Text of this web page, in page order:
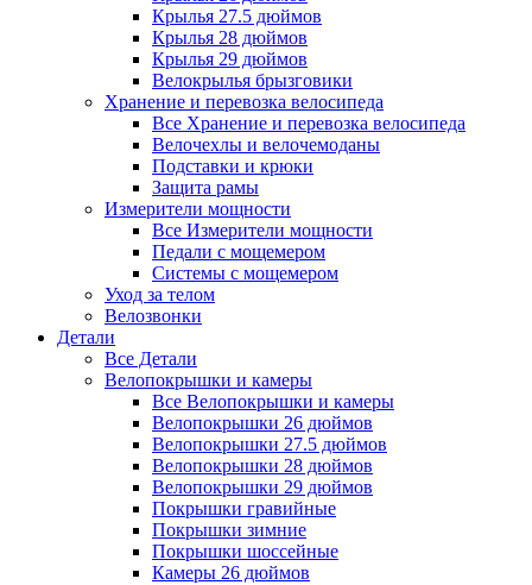
Крылья 27.5 дюймов
Крылья 28 дюймов
Крылья 29 дюймов
Велокрылья брызговики
Хранение и перевозка велосипеда
Все Хранение и перевозка велосипеда
Велочехлы и велочемоданы
Подставки и крюки
Защита рамы
Измерители мощности
Все Измерители мощности
Педали с мощемером
Системы с мощемером
Уход за телом
Велозвонки
Детали
Все Детали
Велопокрышки и камеры
Все Велопокрышки и камеры
Велопокрышки 26 дюймов
Велопокрышки 27.5 дюймов
Велопокрышки 28 дюймов
Велопокрышки 29 дюймов
Покрышки гравийные
Покрышки зимние
Покрышки шоссейные
Камеры 26 дюймов